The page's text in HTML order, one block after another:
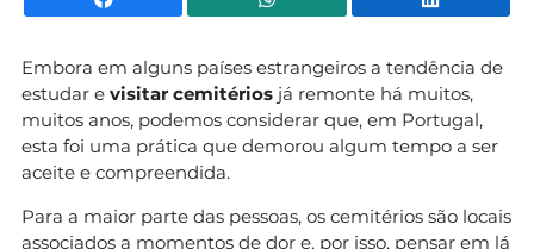
Embora em alguns países estrangeiros a tendência de
estudar e visitar cemitérios já remonte há muitos,
muitos anos, podemos considerar que, em Portugal,
esta foi uma prática que demorou algum tempo a ser
aceite e compreendida.
Para a maior parte das pessoas, os cemitérios são locais
associados a momentos de dor e, por isso, pensar em lá